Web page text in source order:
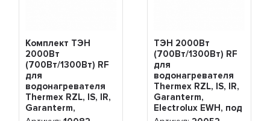
Комплект ТЭН
2000Вт
(700Вт/1300Вт) RF
для
водонагревателя
Thermex RZL, IS, IR,
Garanterm,
Electrolux EWH,
ТЭН 2000Вт
(700Вт/1300Вт) RF
для
водонагревателя
Thermex RZL, IS, IR,
Garanterm,
Electrolux EWH, под
анод М4, 20052